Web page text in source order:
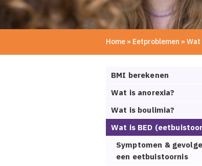
Home » Eetproblemen » Wat
BMI berekenen
Wat is anorexia?
Wat is boulimia?
Wat is BED
Symptomen &
een eetbuistoornis